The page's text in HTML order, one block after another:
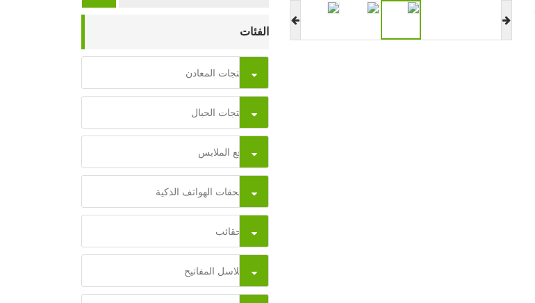
الفئات
منتجات المعادن
منتجات الحبال
رقع الملابس
ملحقات الهواتف الذكية
الحقائب
سلاسل المفاتيح